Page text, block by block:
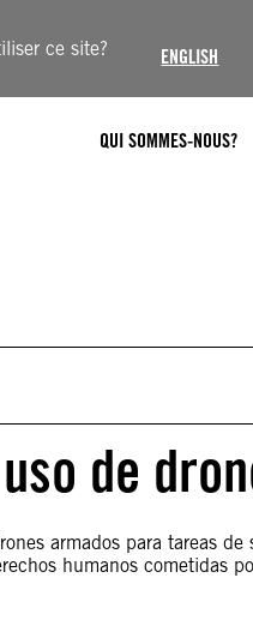
ce site? ENGLISH
QUI SOMMES-NOUS?
de
armados para tareas
humanos cometidas